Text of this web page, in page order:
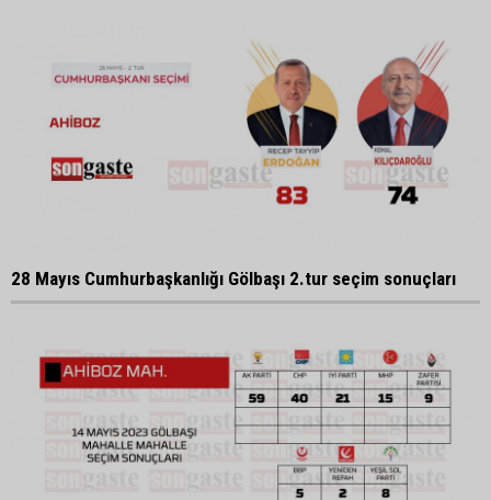
28 Mayıs Cumhurbaşkanlığı Gölbaşı 2.tur seçim sonuçları